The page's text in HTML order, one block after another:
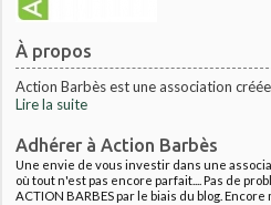
À propos
Action Barbès est une association
Lire la suite
Adhérer à Action Barbès
Une envie de vous investir dans une
où tout n'est pas encore parfait.... Pas de
ACTION BARBES par le biais du blog.